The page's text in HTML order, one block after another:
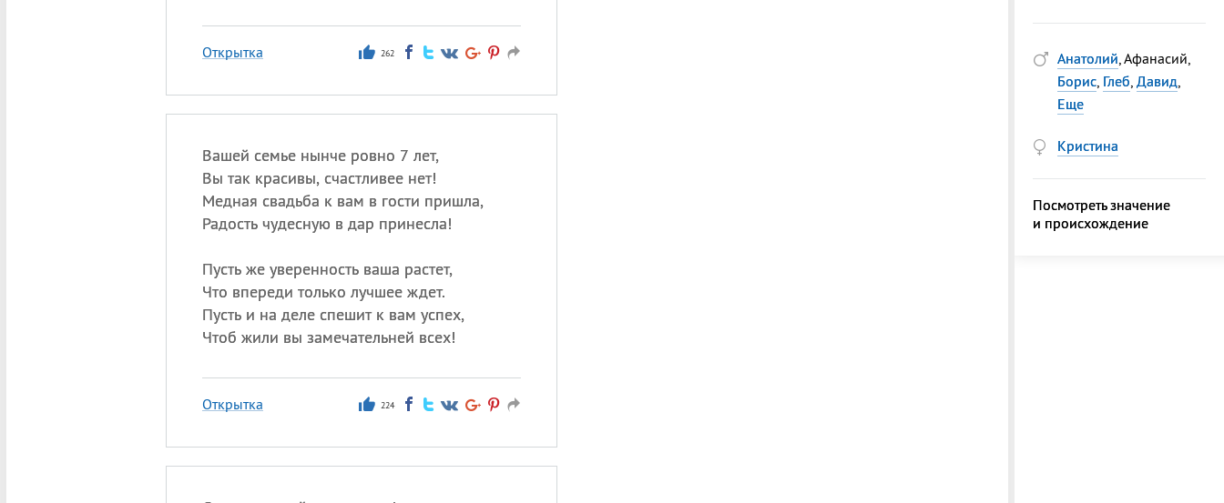
Открытка 262
Вашей семье нынче ровно 7 лет,
Вы так красивы, счастливее нет!
Медная свадьба к вам в гости пришла,
Радость чудесную в дар принесла!
Пусть же уверенность ваша растет,
Что впереди только лучшее ждет.
Пусть и на деле спешит к вам успех,
Чтоб жили вы замечательней всех!
Открытка 224
Анатолий, Афанасий,
Борис, Глеб, Давид,
Еще
Кристина
Посмотреть значение
и происхождение